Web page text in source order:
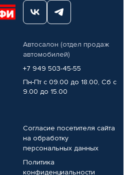
Автосалон (отдел продаж
автомобилей)
+7 949 503-45-55
Пн-Пт с 09.00 до 18.00, Сб с
9.00 до 15.00
Согласие посетителя сайта
на обработку
персональных данных
Политика
конфиденциальности